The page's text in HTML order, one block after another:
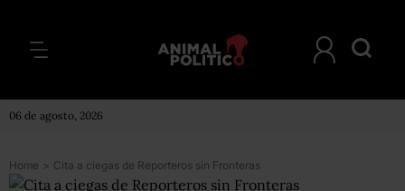
06 de agosto, 2026
Home > Cita a ciegas de Reporteros sin Fronteras